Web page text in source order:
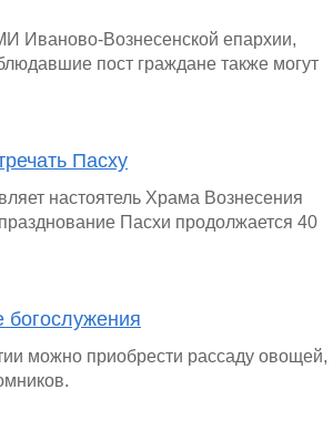
Иваново-Вознесенской епархии,
пост граждане также могут
Пасху
настоятель Храма Вознесения
Пасхи продолжается 40
богослужения
можно приобрести рассаду овощей,